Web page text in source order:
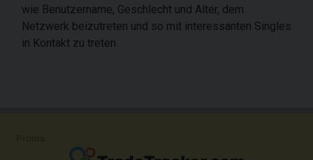
wie Benutzername, Geschlecht und Alter, dem
Netzwerk beizutreten und so mit interessanten Singles
in Kontakt zu treten.